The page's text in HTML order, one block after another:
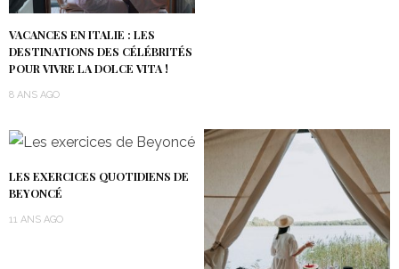
VACANCES EN ITALIE : LES
DESTINATIONS DES CÉLÉBRITÉS
POUR VIVRE LA DOLCE VITA !
8 ANS AGO
LES EXERCICES QUOTIDIENS DE
BEYONCÉ
11 ANS AGO